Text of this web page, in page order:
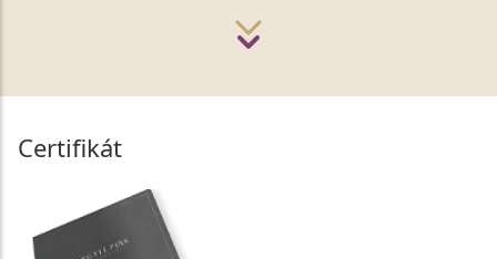
Certifikát